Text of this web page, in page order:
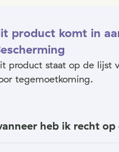
product komt in
product staat op de lijst
tegemoetkoming.
heb ik recht